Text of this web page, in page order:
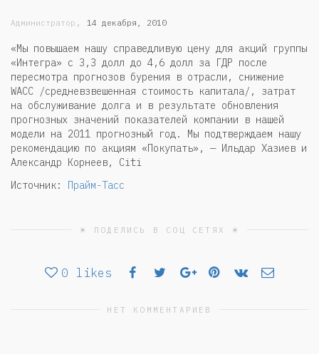
Администратор , 14 декабря, 2010
«Мы повышаем нашу справедливую цену для акций группы
«Интегра» с 3,3 долл до 4,6 долл за ГДР после
пересмотра прогнозов бурения в отрасли, снижение
WACC /средневзвешенная стоимость капитала/, затрат
на обслуживание долга и в результате обновления
прогнозных значений показателей компании в нашей
модели на 2011 прогнозный год. Мы подтверждаем нашу
рекомендацию по акциям «Покупать», — Ильдар Хазиев и
Александр Корнеев, Citi
Источник: Прайм-Тасс
☀ ПОДЕЛИСЬ В СОЦ СЕТЯХ ☀
0 likes
НЕТ КОММЕНТАРИЕВ